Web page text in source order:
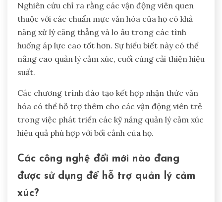
Nghiên cứu chỉ ra rằng các vận động viên quen
thuộc với các chuẩn mực văn hóa của họ có khả
năng xử lý căng thẳng và lo âu trong các tình
huống áp lực cao tốt hơn. Sự hiểu biết này có thể
nâng cao quản lý cảm xúc, cuối cùng cải thiện hiệu
suất.
Các chương trình đào tạo kết hợp nhận thức văn
hóa có thể hỗ trợ thêm cho các vận động viên trẻ
trong việc phát triển các kỹ năng quản lý cảm xúc
hiệu quả phù hợp với bối cảnh của họ.
Các công nghệ đổi mới nào đang
được sử dụng để hỗ trợ quản lý cảm
xúc?